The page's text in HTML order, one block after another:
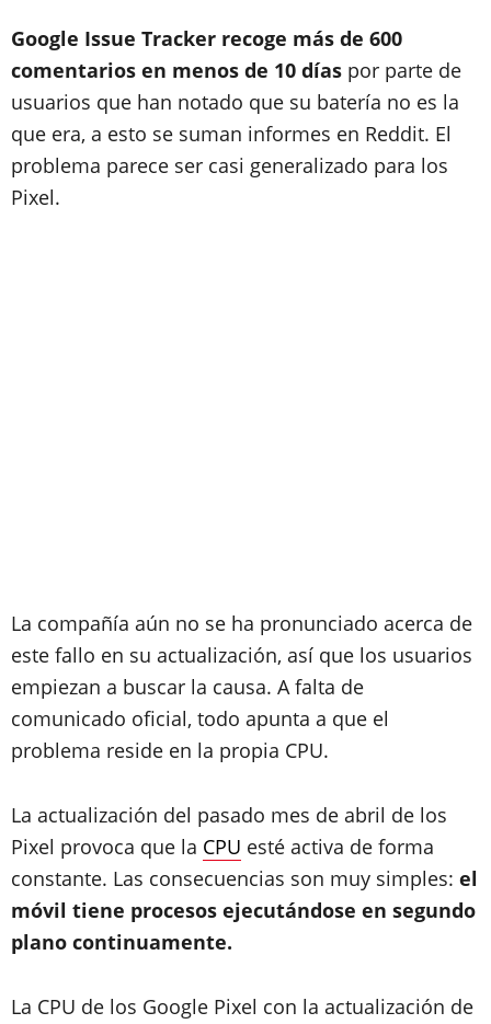
Google Issue Tracker recoge más de 600
comentarios en menos de 10 días por parte de
usuarios que han notado que su batería no es la
que era, a esto se suman informes en Reddit. El
problema parece ser casi generalizado para los
Pixel.
La compañía aún no se ha pronunciado acerca de
este fallo en su actualización, así que los usuarios
empiezan a buscar la causa. A falta de
comunicado oficial, todo apunta a que el
problema reside en la propia CPU.
La actualización del pasado mes de abril de los
Pixel provoca que la CPU esté activa de forma
constante. Las consecuencias son muy simples: el
móvil tiene procesos ejecutándose en segundo
plano continuamente.
La CPU de los Google Pixel con la actualización de